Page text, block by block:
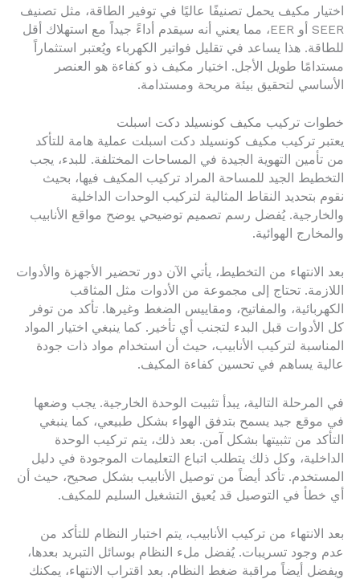
اختيار مكيف يحمل تصنيفًا عاليًا في توفير الطاقة، مثل تصنيف
SEER أو EER، مما يعني أنه سيقدم أداءً جيداً مع استهلاك أقل
للطاقة. هذا يساعد في تقليل فواتير الكهرباء ويُعتبر استثماراً
مستدامًا طويل الأجل. اختيار مكيف ذو كفاءة هو العنصر
الأساسي لتحقيق بيئة مريحة ومستدامة.
خطوات تركيب مكيف كونسيلد دكت اسبلت
يعتبر تركيب مكيف كونسيلد دكت اسبلت عملية هامة للتأكد
من تأمين التهوية الجيدة في المساحات المختلفة. للبدء، يجب
التخطيط الجيد للمساحة المراد تركيب المكيف فيها، بحيث
نقوم بتحديد النقاط المثالية لتركيب الوحدات الداخلية
والخارجية. يُفضل رسم تصميم توضيحي يوضح مواقع الأنابيب
والمخارج الهوائية.
بعد الانتهاء من التخطيط، يأتي الآن دور تحضير الأجهزة والأدوات
اللازمة. تحتاج إلى مجموعة من الأدوات مثل المثاقب
الكهربائية، والمفاتيح، ومقاييس الضغط وغيرها. تأكد من توفر
كل الأدوات قبل البدء لتجنب أي تأخير. كما ينبغي اختيار المواد
المناسبة لتركيب الأنابيب، حيث أن استخدام مواد ذات جودة
عالية يساهم في تحسين كفاءة المكيف.
في المرحلة التالية، يبدأ تثبيت الوحدة الخارجية. يجب وضعها
في موقع جيد يسمح بتدفق الهواء بشكل طبيعي، كما ينبغي
التأكد من تثبيتها بشكل آمن. بعد ذلك، يتم تركيب الوحدة
الداخلية، وكل ذلك يتطلب اتباع التعليمات الموجودة في دليل
المستخدم. تأكد أيضاً من توصيل الأنابيب بشكل صحيح، حيث أن
أي خطأ في التوصيل قد يُعيق التشغيل السليم للمكيف.
بعد الانتهاء من تركيب الأنابيب، يتم اختبار النظام للتأكد من
عدم وجود تسريبات. يُفضل ملء النظام بوسائل التبريد بعدها،
ويفضل أيضاً مراقبة ضغط النظام. بعد اقتراب الانتهاء، يمكنك